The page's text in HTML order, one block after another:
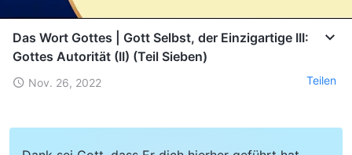
Das Wort Gottes | Gott Selbst, der Einzigartige III:
Gottes Autorität (II) (Teil Sieben)
Nov. 26, 2022 Teilen